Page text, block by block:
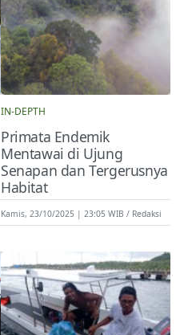
IN-DEPTH
Primata Endemik
Mentawai di Ujung
Senapan dan Tergerusnya
Habitat
Kamis, 23/10/2025 | 23:05 WIB Redaksi